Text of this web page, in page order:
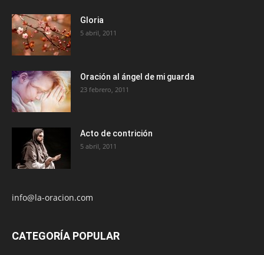
Gloria
5 abril, 2011
Oración al ángel de mi guarda
23 febrero, 2011
Acto de contrición
5 abril, 2011
info@la-oracion.com
CATEGORÍA POPULAR